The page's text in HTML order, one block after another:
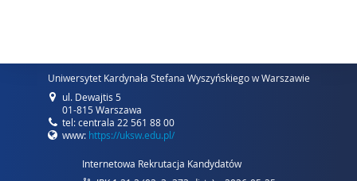
Uniwersytet Kardynała Stefana Wyszyńskiego w Warszawie
ul. Dewajtis 5
01-815 Warszawa
tel: centrala 22 561 88 00
www: https://uksw.edu.pl/
Internetowa Rekrutacja Kandydatów